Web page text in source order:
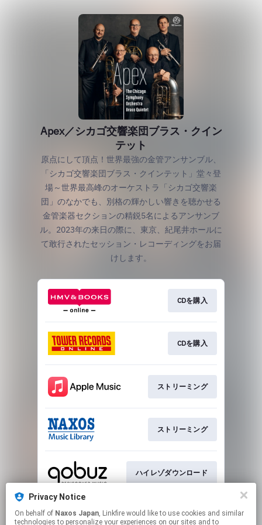
Apex／シカゴ交響楽団ブラス・クイン
テット
原点にして頂点！世界最強の金管アンサンブル、
「シカゴ交響楽団ブラス・クインテット」堂々登
場～世界最高峰のオーケストラ「シカゴ交響楽
団」のなかでも、別格の輝かしい響きを聴かせる
金管楽器セクションの精鋭5名によるアンサンブ
ル。2023年の来日の際に、東京、紀尾井ホールに
て敢行されたセッション・レコーディングをお届
けします。
CDを購入
CDを購入
ストリーミング
ストリーミング
ハイレゾダウンロード
ハイレゾダウンロード
Privacy Notice
On behalf of Naxos Japan, Linkfire would like to use cookies and similar
technologies to personalize your experiences on our sites and to